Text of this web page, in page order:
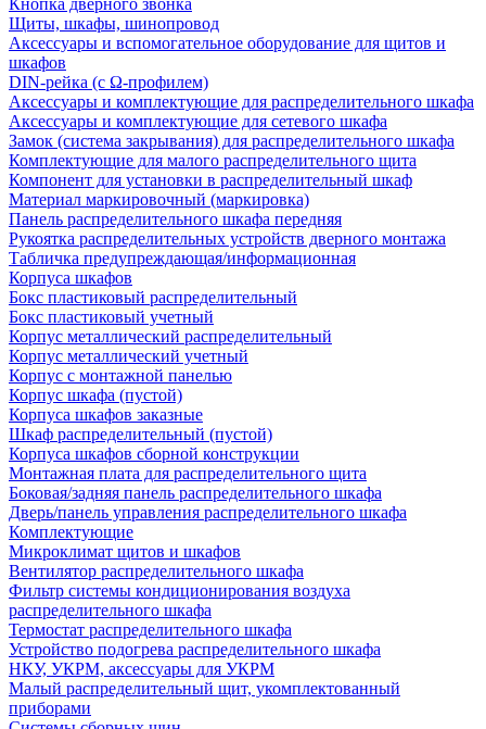
Кнопка дверного звонка
Щиты, шкафы, шинопровод
Аксессуары и вспомогательное оборудование для щитов и
шкафов
DIN-рейка (с Ω-профилем)
Аксессуары и комплектующие для распределительного шкафа
Аксессуары и комплектующие для сетевого шкафа
Замок (система закрывания) для распределительного шкафа
Комплектующие для малого распределительного щита
Компонент для установки в распределительный шкаф
Материал маркировочный (маркировка)
Панель распределительного шкафа передняя
Рукоятка распределительных устройств дверного монтажа
Табличка предупреждающая/информационная
Корпуса шкафов
Бокс пластиковый распределительный
Бокс пластиковый учетный
Корпус металлический распределительный
Корпус металлический учетный
Корпус с монтажной панелью
Корпус шкафа (пустой)
Корпуса шкафов заказные
Шкаф распределительный (пустой)
Корпуса шкафов сборной конструкции
Монтажная плата для распределительного щита
Боковая/задняя панель распределительного шкафа
Дверь/панель управления распределительного шкафа
Комплектующие
Микроклимат щитов и шкафов
Вентилятор распределительного шкафа
Фильтр системы кондиционирования воздуха
распределительного шкафа
Термостат распределительного шкафа
Устройство подогрева распределительного шкафа
НКУ, УКРМ, аксессуары для УКРМ
Малый распределительный щит, укомплектованный
приборами